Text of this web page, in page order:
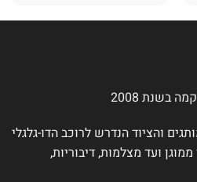
יש
לבחור
את
בעמוד
המוצר
בשנת 2008
והציוד הנדרש לרוכב הדו-גלגלי
ועד מצלמות, דיבוריות,